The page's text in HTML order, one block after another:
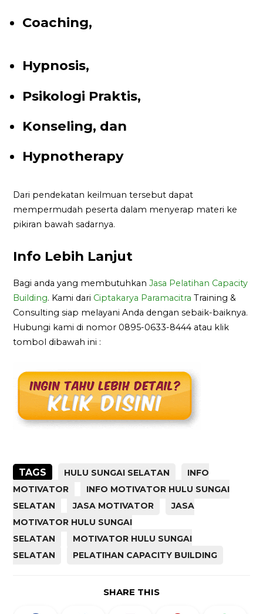
Coaching,
Hypnosis,
Psikologi Praktis,
Konseling, dan
Hypnotherapy
Dari pendekatan keilmuan tersebut dapat
mempermudah peserta dalam menyerap materi ke
pikiran bawah sadarnya.
Info Lebih Lanjut
Bagi anda yang membutuhkanJasa Pelatihan Capacity
Building. Kami dari Ciptakarya Paramacitra Training &
Consulting siap melayani Anda dengan sebaik-baiknya.
Hubungi kami di nomor 0895-0633-8444 atau klik
tombol dibawah ini :
TAGS HULU SUNGAI SELATAN
INFO
MOTIVATOR
INFO MOTIVATOR HULU SUNGAI
SELATAN
JASA MOTIVATOR
JASA
MOTIVATOR HULU SUNGAI
SELATAN
MOTIVATOR HULU SUNGAI
SELATAN
PELATIHAN CAPACITY BUILDING
SHARE THIS